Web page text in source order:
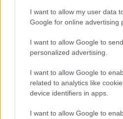
I want to allow my user data
Google for online advertising
I want to allow Google to
personalized advertising.
I want to allow Google to
related to analytics like
device identifiers in apps.
I want to allow Google to
Codacons denuncia: i
Matteo Pellegrino · 25 Lug 2026